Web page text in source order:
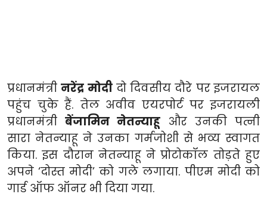
प्रधानमंत्रीनरेंद्र मोदीदो दिवसीय दौरे पर इजरायल
पहुंच चुके हैं. तेल अवीव एयरपोर्ट पर इजरायली
प्रधानमंत्रीबेंजामिन नेतन्याहू और उनकी पत्नी
सारा नेतन्याहू ने उनका गर्मजोशी से भव्य स्वागत
किया. इस दौरान नेतन्याहू ने प्रोटोकॉल तोड़ते हुए
अपने ‘दोस्त मोदी’ को गले लगाया. पीएम मोदी को
गार्ड ऑफ ऑनर भी दिया गया.